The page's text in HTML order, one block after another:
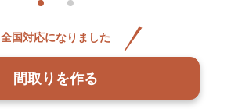
全国対応になりました
間取りを作る